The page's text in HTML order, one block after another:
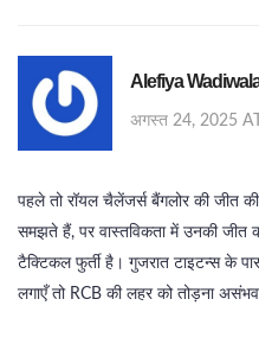
Alefiya
अगस्त 24, 2025
पहले तो रॉयल चैलेंजर्स बैंगलोर की जीत
समझते हैं, पर वास्तविकता में उनकी जीत
टैक्टिकल फुर्ती है। गुजरात टाइटन्स के
लगाएँ तो RCB की लहर को तोड़ना